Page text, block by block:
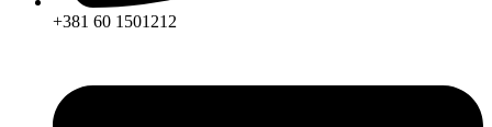
+381 60 1501212